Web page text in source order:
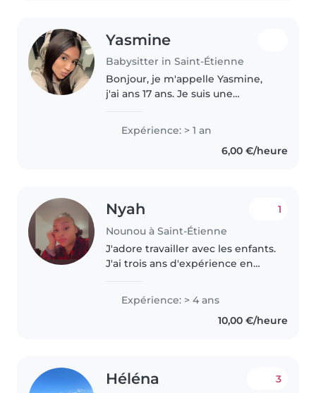
Yasmine
Babysitter in Saint-Étienne
Bonjour, je m'appelle Yasmine,
j'ai ans 17 ans. Je suis une
souriante et j'aime beaucoup
m'occuper des enfants. Je suis
actuellement en bac pro
Expérience: > 1 an
6,00 €/heure
Nyah
Nounou à Saint-Étienne
1
J'adore travailler avec les enfants.
J'ai trois ans d'expérience en
auprès de bébés et de tout-
petits. J'ai également de
l'expérience avec des enfants
Expérience: > 4 ans
10,00 €/heure
Héléna 3